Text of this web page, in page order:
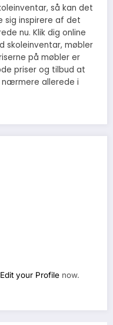
så kan det
sig inspirere af det
nu. Klik dig online
skoleinventar, møbler
på møbler er
priser og tilbud at
allerede i
Edit your Profile now.